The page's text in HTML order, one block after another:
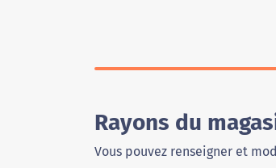
Rayons du
Vous pouvez renseigner et